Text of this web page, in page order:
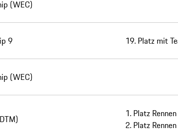
(WEC)
9 19. Platz mit
(WEC)
1. Platz
2. Platz